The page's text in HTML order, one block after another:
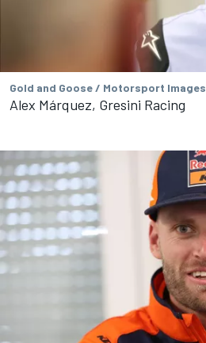
Gold and Goose / Motorsport Images
Alex Márquez, Gresini Racing